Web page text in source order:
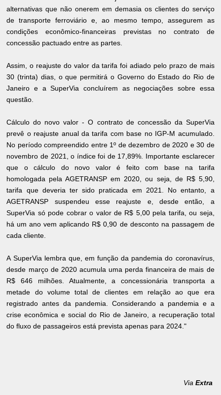
alternativas que não onerem em demasia os clientes do serviço
de transporte ferroviário e, ao mesmo tempo, assegurem as
condições econômico-financeiras previstas no contrato de
concessão pactuado entre as partes.
Assim, o reajuste do valor da tarifa foi adiado pelo prazo de mais
30 (trinta) dias, o que permitirá o Governo do Estado do Rio de
Janeiro e a SuperVia concluírem as negociações sobre essa
questão.
Cálculo do novo valor - O contrato de concessão da SuperVia
prevê o reajuste anual da tarifa com base no IGP-M acumulado.
No período compreendido entre 1º de dezembro de 2020 e 30 de
novembro de 2021, o índice foi de 17,89%. Importante esclarecer
que o cálculo do novo valor é feito com base na tarifa
homologada pela AGETRANSP em 2020, ou seja, de R$ 5,90,
tarifa que deveria ter sido praticada em 2021. No entanto, a
AGETRANSP suspendeu esse reajuste e, desde então, a
SuperVia só pode cobrar o valor de R$ 5,00 pela tarifa, ou seja,
há um ano vem aplicando R$ 0,90 de desconto na passagem de
cada cliente.
A SuperVia lembra que, em função da pandemia do coronavírus,
desde março de 2020 acumula uma perda financeira de mais de
R$ 646 milhões. Atualmente, a concessionária transporta a
metade do volume total de clientes em relação ao que era
registrado antes da pandemia. Considerando a pandemia e a
crise econômica e social do Rio de Janeiro, a recuperação total
do fluxo de passageiros está prevista apenas para 2024."
Via Extra